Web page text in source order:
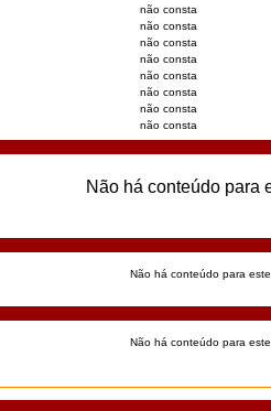
não consta
não consta
não consta
não consta
não consta
não consta
não consta
não consta
Não há conteúdo para
Não há conteúdo para
Não há conteúdo para